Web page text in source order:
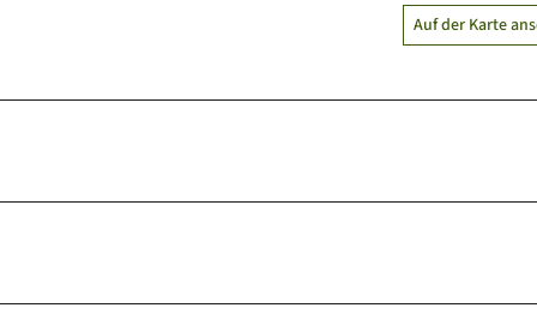
Auf der Karte